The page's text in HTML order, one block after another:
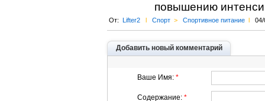
повышению
От: Lifter2 l Спорт > Спортивное питание l 04/
Добавить новый комментарий
Ваше Имя: *
Содержание: *